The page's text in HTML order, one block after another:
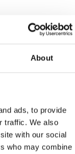
About
ads, to provide
traffic. We also
with our social
who may combine